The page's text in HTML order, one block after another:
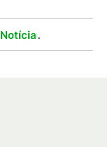
Notícia.